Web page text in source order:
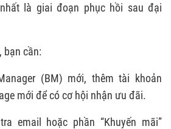
là giai đoạn phục hồi sau đại
bạn cần:
(BM) mới, thêm tài khoản
mới để có cơ hội nhận ưu đãi.
email hoặc phần “Khuyến mãi”